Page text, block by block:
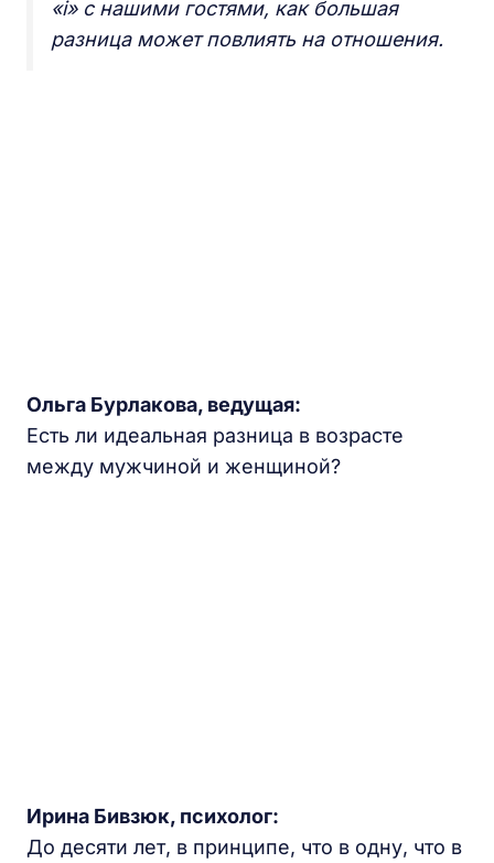
«i» с нашими гостями, как большая
разница может повлиять на отношения.
Ольга Бурлакова, ведущая:
Есть ли идеальная разница в возрасте
между мужчиной и женщиной?
Ирина Бивзюк, психолог:
До десяти лет, в принципе, что в одну, что в